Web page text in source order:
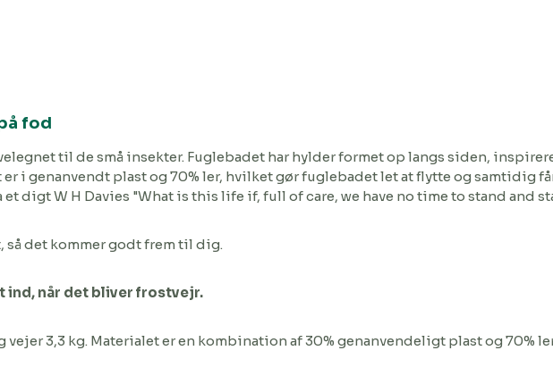
fod
til de små insekter. Fuglebadet har hylder formet op langs siden,
i genanvendt plast og 70% ler, hvilket gør fuglebadet let at flytte og samtidig
digt W H Davies "What is this life if, full of care, we have no time to stand and
det kommer godt frem til dig.
ind, når det bliver frostvejr.
vejer 3,3 kg. Materialet er en kombination af 30% genanvendeligt plast og